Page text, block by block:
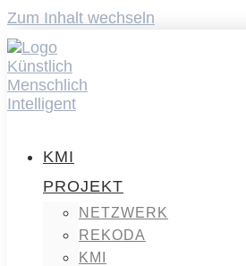
Zum Inhalt wechseln
KMI
PROJEKT
NETZWERK
REKODA
KMI